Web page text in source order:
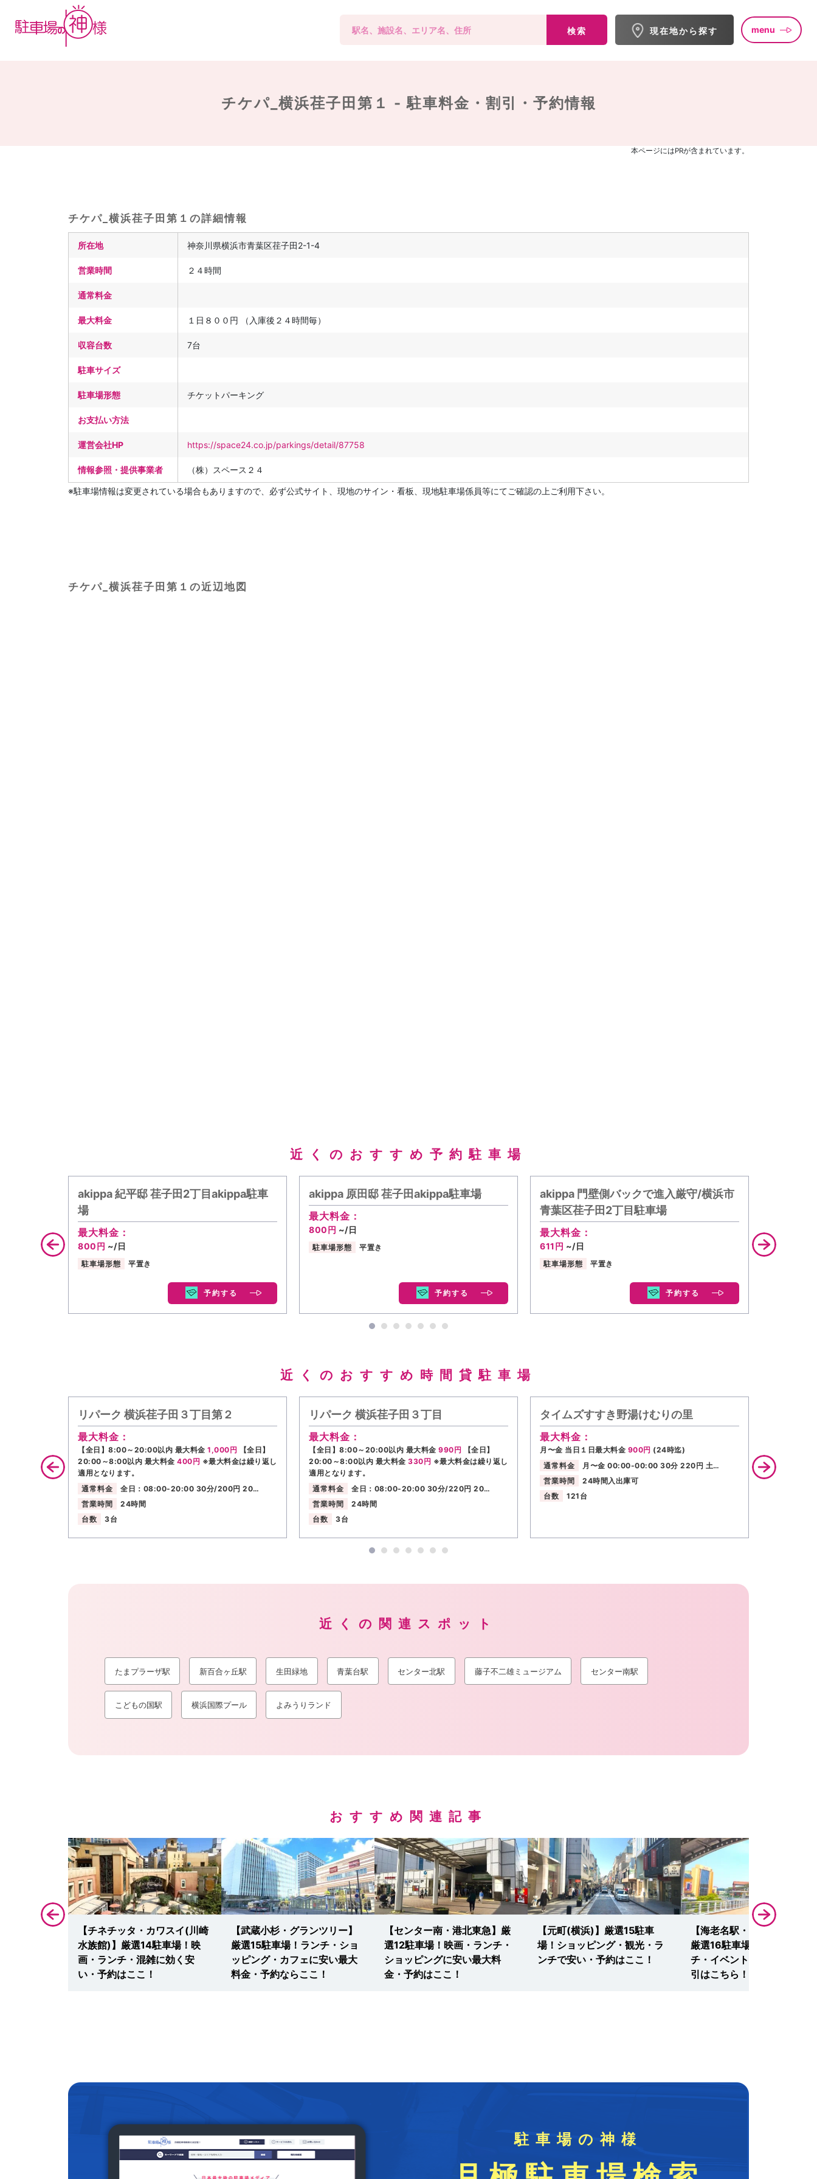
検索 現在地から探す menu
チケパ_横浜荏子田第１ -駐車料金・割引・予約情報
本ページにはPRが含まれています。
チケパ_横浜荏子田第１の詳細情報
所在地 神奈川県横浜市青葉区荏子田2-1-4
営業時間 ２４時間
通常料金
最大料金 １日８００円 （入庫後２４時間毎）
収容台数 7台
駐車サイズ
駐車場形態 チケットパーキング
お支払い方法
運営会社HP https://space24.co.jp/parkings/detail/87758
情報参照・提供事業者 （株）スペース２４
※駐車場情報は変更されている場合もありますので、必ず公式サイト、現地のサイン・看板、現地駐車場係員等にてご確認の上ご利用下さい。
チケパ_横浜荏子田第１の近辺地図
近くのおすすめ予約駐車場
akippa 紀平邸 荏子田2丁目akippa駐車
場
最大料金：
800円 ~/日
駐車場形態 平置き
予約する
akippa 原田邸 荏子田akippa駐車場
最大料金：
800円 ~/日
駐車場形態 平置き
予約する
akippa 門壁側バックで進入厳守/横浜市
青葉区荏子田2丁目駐車場
最大料金：
611円 ~/日
駐車場形態 平置き
予約する
駐車場形態
近くのおすすめ時間貸駐車場
リパーク 横浜荏子田３丁目第２
最大料金：
【全日】8:00～20:00以内 最大料金 1,000円
【全日】
20:00～8:00以内 最大料金 400円 ※最大料金は繰り返し
適用となります。
通常料金
全日：08:00-20:00 30分/200円 20…
営業時間
24時間
台数
3台
リパーク 横浜荏子田３丁目
最大料金：
【全日】8:00～20:00以内 最大料金 990円
【全日】
20:00～8:00以内 最大料金 330円 ※最大料金は繰り返し
適用となります。
通常料金
全日：08:00-20:00 30分/220円 20…
営業時間
24時間
台数
3台
タイムズすすき野湯けむりの里
最大料金：
月〜金 当日１日最大料金 900円 (24時迄)
通常料金
月〜金 00:00-00:00 30分 220円 土…
営業時間
24時間入出庫可
台数
121台
料金
近くの関連スポット
たまプラーザ駅 新百合ヶ丘駅 生田緑地 青葉台駅 センター北駅 藤子不二雄ミュージアム センター南駅
こどもの国駅 横浜国際プール よみうりランド
おすすめ関連記事
タワー】
【チネチッタ・カワスイ(川崎
水族館)】厳選14駐車場！映
画・ランチ・混雑に効く安
い・予約はここ！
【武蔵小杉・グランツリー】
厳選15駐車場！ランチ・ショ
ッピング・カフェに安い最大
料金・予約ならここ！
【センター南・港北東急】厳
選12駐車場！映画・ランチ・
ショッピングに安い最大料
金・予約はここ！
【元町(横浜)】厳選15駐車
場！ショッピング・観光・ラ
ンチで安い・予約はここ！
【海老名駅・ビナウォーク】
厳選16駐車場！映画・ラン
チ・イベントに安い・無料割
引はこちら！
駐車場の神様